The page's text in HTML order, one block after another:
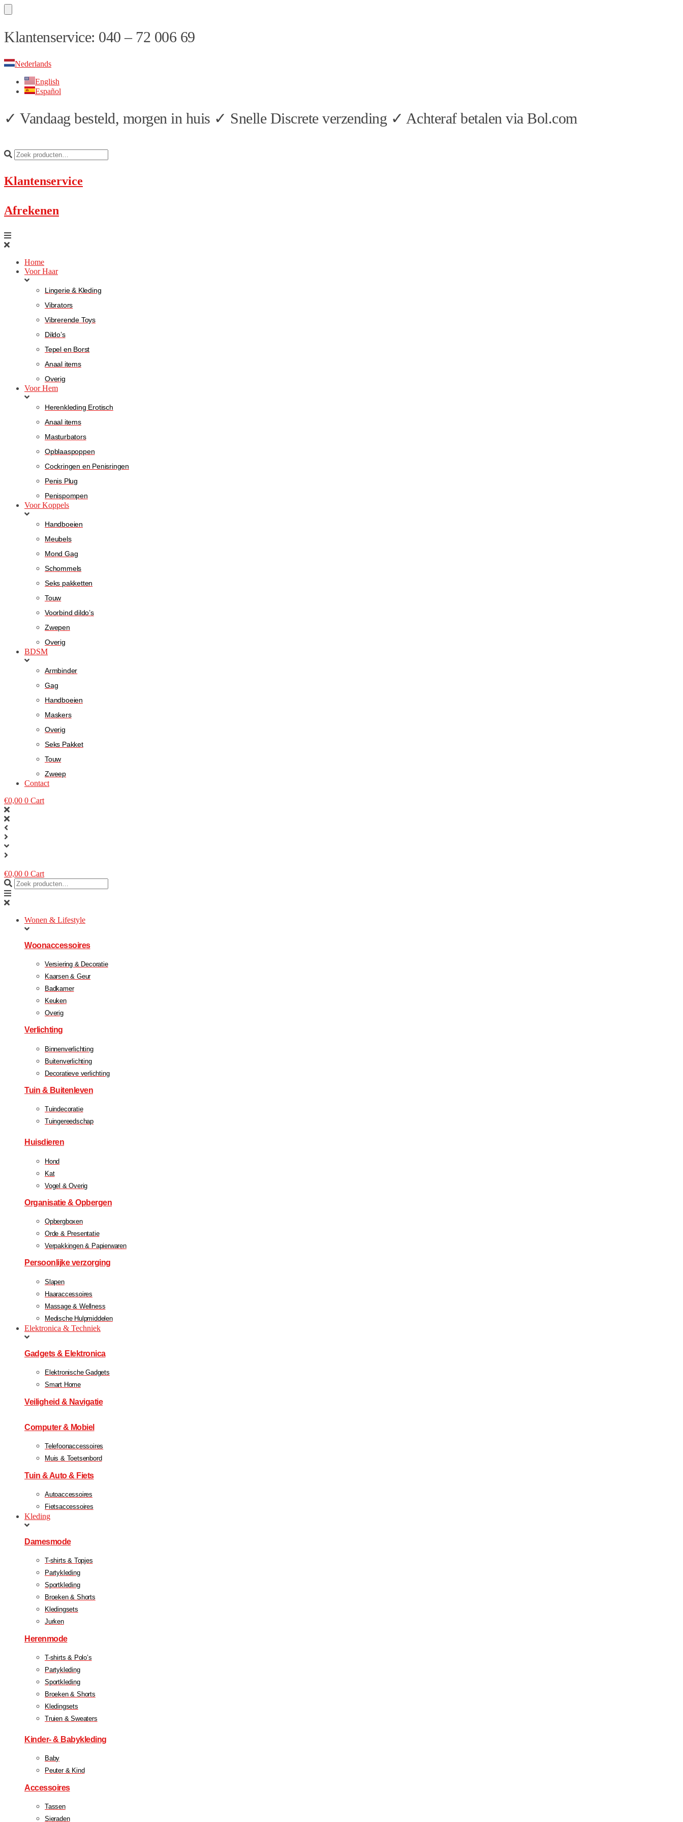
Skip
to
Skip
to
Klantenservice: 040 – 72 006 69
Nederlands
English
Español
✓ Vandaag besteld, morgen in huis ✓ Snelle Discrete verzending ✓ Achteraf betalen via Bol.com
Klantenservice
Afrekenen
Home
Voor Haar
Lingerie & Kleding
Vibrators
Vibrerende Toys
Dildo’s
Tepel en Borst
Anaal items
Overig
Voor Hem
Herenkleding Erotisch
Anaal items
Masturbators
Opblaaspoppen
Cockringen en Penisringen
Penis Plug
Penispompen
Voor Koppels
Handboeien
Meubels
Mond Gag
Schommels
Seks pakketten
Touw
Voorbind dildo’s
Zwepen
Overig
BDSM
Armbinder
Gag
Handboeien
Maskers
Overig
Seks Pakket
Touw
Zweep
Contact
€0,00 0 Cart
€0,00 0 Cart
Wonen & Lifestyle
Woonaccessoires
Versiering & Decoratie
Kaarsen & Geur
Badkamer
Keuken
Overig
Verlichting
Binnenverlichting
Buitenverlichting
Decoratieve verlichting
Tuin & Buitenleven
Tuindecoratie
Tuingereedschap
Huisdieren
Hond
Kat
Vogel & Overig
Organisatie & Opbergen
Opbergboxen
Orde & Presentatie
Verpakkingen & Papierwaren
Persoonlijke verzorging
Slapen
Haaraccessoires
Massage & Wellness
Medische Hulpmiddelen
Elektronica & Techniek
Gadgets & Elektronica
Elektronische Gadgets
Smart Home
Veiligheid & Navigatie
Computer & Mobiel
Telefoonaccessoires
Muis & Toetsenbord
Tuin & Auto & Fiets
Autoaccessoires
Fietsaccessoires
Kleding
Damesmode
T-shirts & Topjes
Partykleding
Sportkleding
Broeken & Shorts
Kledingsets
Jurken
Herenmode
T-shirts & Polo’s
Partykleding
Sportkleding
Broeken & Shorts
Kledingsets
Truien & Sweaters
Kinder- & Babykleding
Baby
Peuter & Kind
Accessoires
Tassen
Sieraden